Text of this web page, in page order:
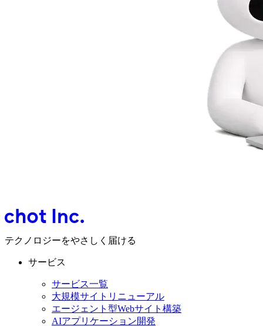
テクノロジーをやさしく届ける
サービス
サービス一覧
大規模サイトリニューアル
エージェント型Webサイト構築
AIアプリケーション開発